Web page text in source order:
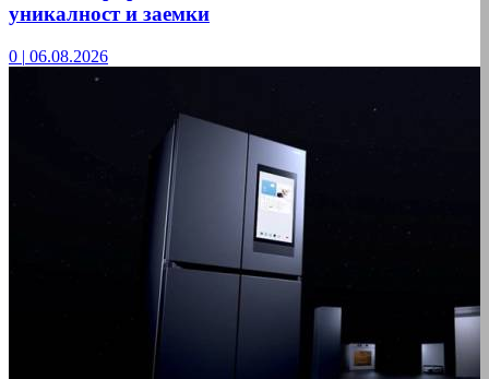
уникалност и заемки
0 | 06.08.2026